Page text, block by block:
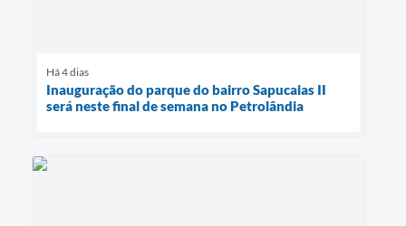
Há 4 dias
Inauguração do parque do bairro Sapucaias II
será neste final de semana no Petrolândia